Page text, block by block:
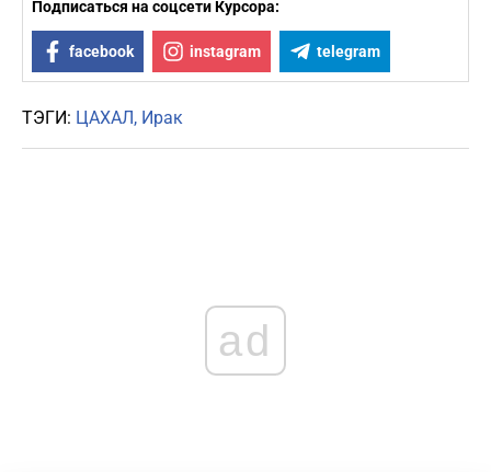
Подписаться на соцсети Курсора:
facebook instagram telegram
ТЭГИ: ЦАХАЛ Ирак
ad